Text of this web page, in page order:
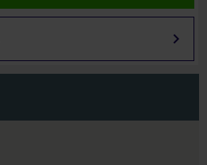
keyboard_arrow_right